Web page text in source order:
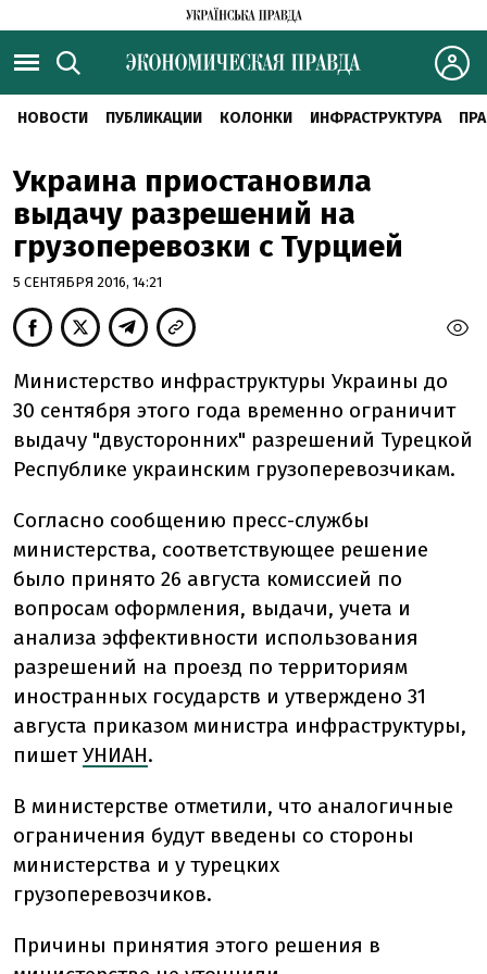
НОВОСТИ ПУБЛИКАЦИИ КОЛОНКИ ИНФРАСТРУКТУРА
Украина приостановила
выдачу разрешений на
грузоперевозки с Турцией
5 СЕНТЯБРЯ 2016, 14:21
Министерство инфраструктуры Украины до
30 сентября этого года временно ограничит
выдачу "двусторонних" разрешений Турецкой
Республике украинским грузоперевозчикам.
Согласно сообщению пресс-службы
министерства, соответствующее решение
было принято 26 августа комиссией по
вопросам оформления, выдачи, учета и
анализа эффективности использования
разрешений на проезд по территориям
иностранных государств и утверждено 31
августа приказом министра инфраструктуры,
пишетУНИАН.
В министерстве отметили, что аналогичные
ограничения будут введены со стороны
министерства и у турецких
грузоперевозчиков.
Причины принятия этого решения в